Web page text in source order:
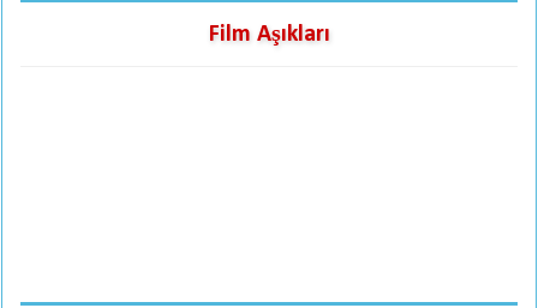
Film Aşıkları